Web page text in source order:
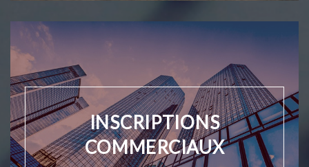
INSCRIPTIONS
COMMERCIAUX